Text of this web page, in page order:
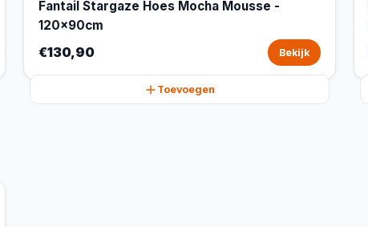
Fantail Stargaze Hoes Mocha Mousse -
120x90cm
€130,90 Bekijk
Toevoegen